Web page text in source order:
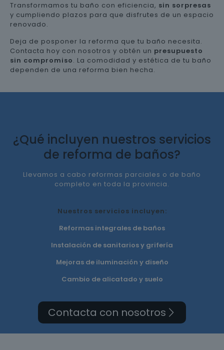
Transformamos tu baño con eficiencia, sin sorpresas
y cumpliendo plazos para que disfrutes de un espacio
renovado.
Deja de posponer la reforma que tu baño necesita.
Contacta hoy con nosotros y obtén un presupuesto
sin compromiso. La comodidad y estética de tu baño
dependen de una reforma bien hecha.
¿Qué incluyen nuestros servicios
de reforma de baños?
Llevamos a cabo reformas parciales o de baño
completo en toda la provincia.
Nuestros servicios incluyen:
Reformas integrales de baños
Instalación de sanitarios y grifería
Mejoras de iluminación y diseño
Cambio de alicatado y suelo
Contacta con nosotros